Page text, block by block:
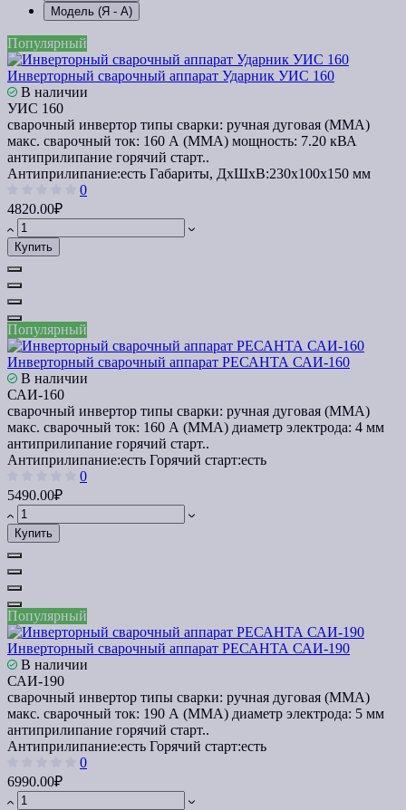
Модель (Я - А)
Популярный
Инверторный сварочный аппарат Ударник УИС 160
В наличии
УИС 160
сварочный инвертор типы сварки: ручная дуговая (MMA)
макс. сварочный ток: 160 А (MMA) мощность: 7.20 кВА
антиприлипание горячий старт..
Антиприлипание:есть Габариты, ДхШхВ:230х100х150 мм
0
4820.00₽
Купить
Популярный
Инверторный сварочный аппарат РЕСАНТА САИ-160
В наличии
САИ-160
сварочный инвертор типы сварки: ручная дуговая (MMA)
макс. сварочный ток: 160 А (MMA) диаметр электрода: 4 мм
антиприлипание горячий старт..
Антиприлипание:есть Горячий старт:есть
0
5490.00₽
Купить
Популярный
Инверторный сварочный аппарат РЕСАНТА САИ-190
В наличии
САИ-190
сварочный инвертор типы сварки: ручная дуговая (MMA)
макс. сварочный ток: 190 А (MMA) диаметр электрода: 5 мм
антиприлипание горячий старт..
Антиприлипание:есть Горячий старт:есть
0
6990.00₽